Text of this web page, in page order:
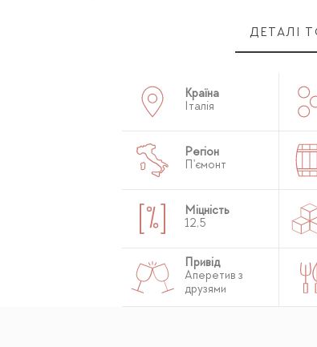
ДЕТАЛІ
Країна
Італія
Регіон
П'ємонт
Міцність
12,5
Привід
Аперетив з
друзями